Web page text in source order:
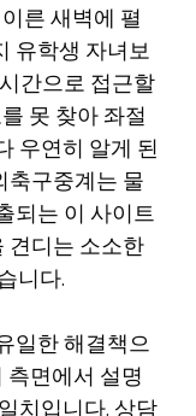
른 새벽에 펼
유학생 자녀보
간으로 접근할
못 찾아 좌절
우연히 알게 된
축구중계는 물
되는 이 사이트
견디는 소소한
니다.
일한 해결책으
면에서 설명